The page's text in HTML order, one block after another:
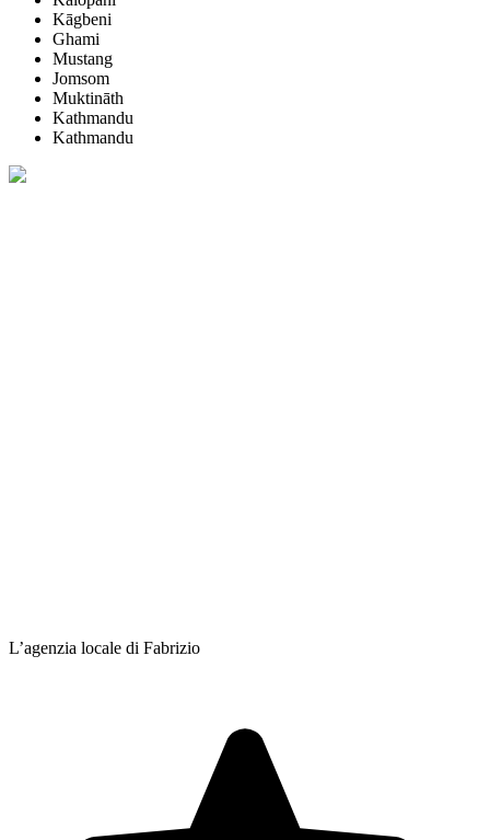
Kāgbeni
Ghami
Mustang
Jomsom
Muktināth
Kathmandu
Kathmandu
L’agenzia locale di Fabrizio